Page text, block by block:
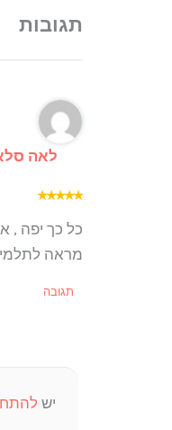
לאה
★
★
★
★
★
כל כך יפה ,
מראה
תגובה
יש